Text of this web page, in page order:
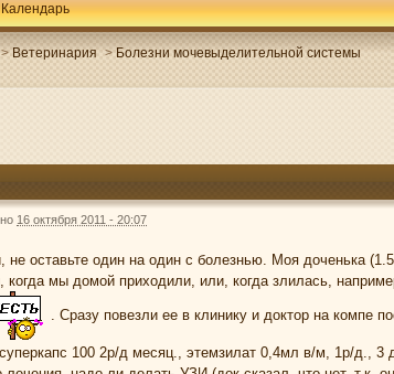
Календарь
> Ветеринария > Болезни мочевыделительной системы
16 октября 2011 - 20:07
не оставьте один на один с болезнью. Моя доченька
когда мы домой приходили, или, когда злилась,
. Сразу повезли ее в клинику и доктор на компе
100 2р/д месяц., этемзилат 0,4мл в/м, 1р/д.,